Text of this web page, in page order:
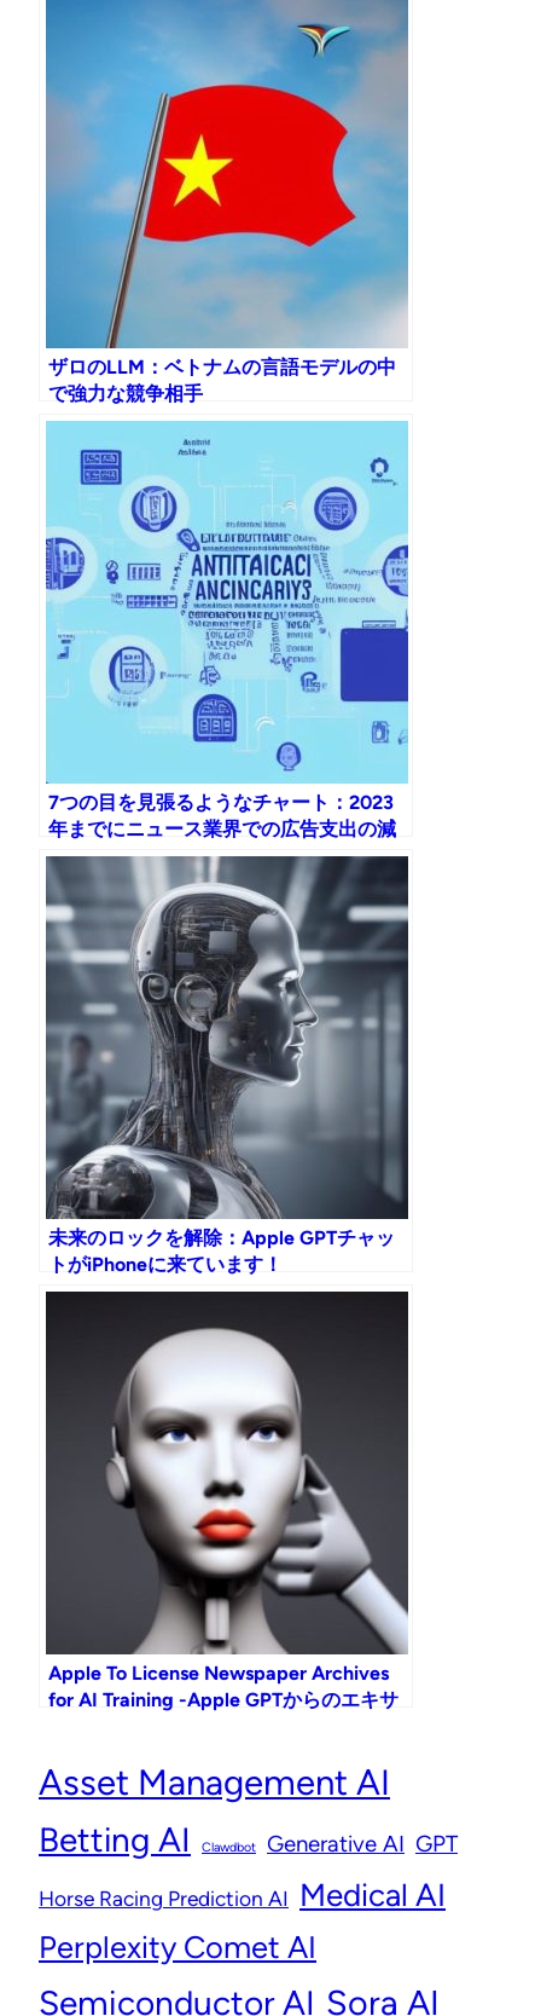
ザロのLLM：ベトナムの言語モデルの中
で強力な競争相手
7つの目を見張るようなチャート：2023
年までにニュース業界での広告支出の減
少とAIの台頭
未来のロックを解除：Apple GPTチャッ
トがiPhoneに来ています！
Apple To License Newspaper Archives
for AI Training -Apple GPTからのエキサ
Asset Management AI
Betting AI Clawdbot Generative AI GPT
Horse Racing Prediction AI Medical AI
Perplexity Comet AI
Semiconductor AI Sora AI